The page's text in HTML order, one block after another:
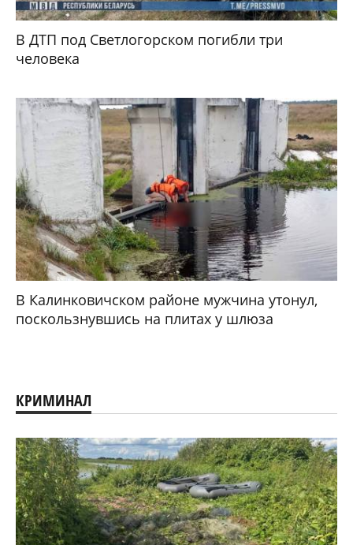
В ДТП под Светлогорском погибли три
человека
В Калинковичском районе мужчина утонул,
поскользнувшись на плитах у шлюза
КРИМИНАЛ